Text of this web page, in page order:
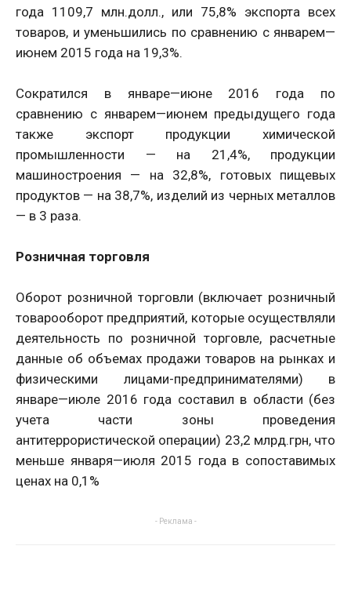
года 1109,7 млн.долл., или 75,8% экспорта всех
товаров, и уменьшились по сравнению с январем—
июнем 2015 года на 19,3%.
Сократился в январе—июне 2016 года по
сравнению с январем—июнем предыдущего года
также экспорт продукции химической
промышленности — на 21,4%, продукции
машиностроения — на 32,8%, готовых пищевых
продуктов — на 38,7%, изделий из черных металлов
— в 3 раза.
Розничная торговля
Оборот розничной торговли (включает розничный
товарооборот предприятий, которые осуществляли
деятельность по розничной торговле, расчетные
данные об объемах продажи товаров на рынках и
физическими лицами-предпринимателями) в
январе—июле 2016 года составил в области (без
учета части зоны проведения
антитеррористической операции) 23,2 млрд.грн, что
меньше января—июля 2015 года в сопоставимых
ценах на 0,1%
- Реклама -